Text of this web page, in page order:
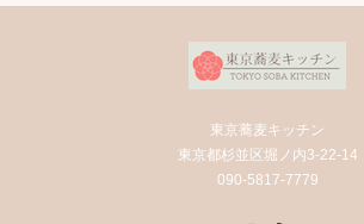
東京蕎麦キッチン
東京都杉並区堀ノ内3-22-14
090-5817-7779